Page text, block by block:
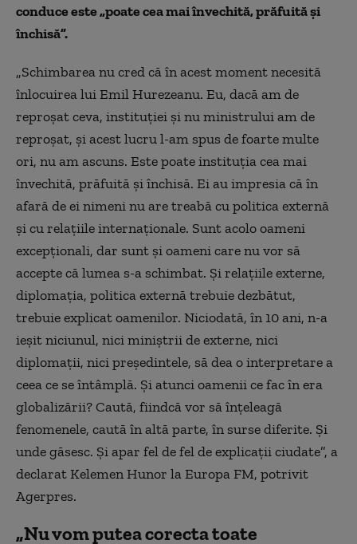
conduce este „poate cea mai învechită, prăfuită şi
închisă”.
„Schimbarea nu cred că în acest moment necesită
înlocuirea lui Emil Hurezeanu. Eu, dacă am de
reproşat ceva, instituţiei şi nu ministrului am de
reproşat, şi acest lucru l-am spus de foarte multe
ori, nu am ascuns. Este poate instituţia cea mai
învechită, prăfuită şi închisă. Ei au impresia că în
afară de ei nimeni nu are treabă cu politica externă
şi cu relaţiile internaţionale. Sunt acolo oameni
excepţionali, dar sunt şi oameni care nu vor să
accepte că lumea s-a schimbat. Şi relaţiile externe,
diplomaţia, politica externă trebuie dezbătut,
trebuie explicat oamenilor. Niciodată, în 10 ani, n-a
ieşit niciunul, nici miniştrii de externe, nici
diplomaţii, nici preşedintele, să dea o interpretare a
ceea ce se întâmplă. Şi atunci oamenii ce fac în era
globalizării? Caută, fiindcă vor să înţeleagă
fenomenele, caută în altă parte, în surse diferite. Şi
unde găsesc. Şi apar fel de fel de explicaţii ciudate”, a
declarat Kelemen Hunor la Europa FM, potrivit
Agerpres.
„Nu vom putea corecta toate